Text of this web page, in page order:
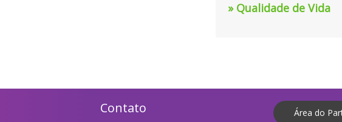
» Qualidade de Vida
Contato Área do